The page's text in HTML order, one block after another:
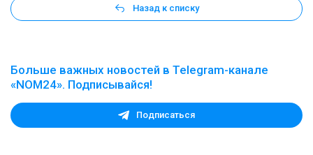
Назад к списку
Больше важных новостей в Telegram-канале
«NOM24». Подписывайся!
Подписаться